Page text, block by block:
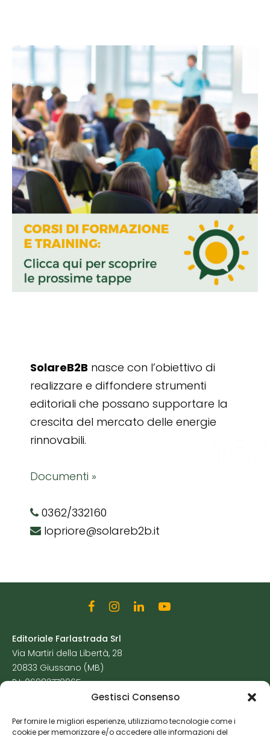
Gestisci Consenso
Per fornire le migliori esperienze, utilizziamo tecnologie come i
cookie per memorizzare e/o accedere alle informazioni del
SolareB2B nasce con l’obiettivo di
realizzare e diffondere strumenti
editoriali che possano supportare la
crescita del mercato delle energie
rinnovabili.
Documenti »
0362/332160
lopriore@solareb2b.it
Editoriale Farlastrada Srl
Via Martiri della Libertà, 28
20833 Giussano (MB)
P.I. 06982770965
Cookie Policy